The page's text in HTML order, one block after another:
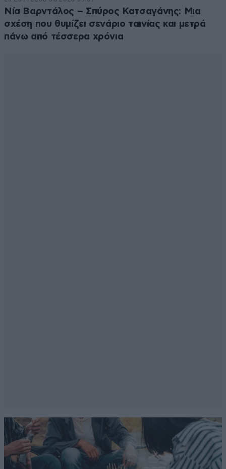
Νία Βαρντάλος – Σπύρος Κατσαγάνης: Μια
σχέση που θυμίζει σενάριο ταινίας και μετρά
πάνω από τέσσερα χρόνια